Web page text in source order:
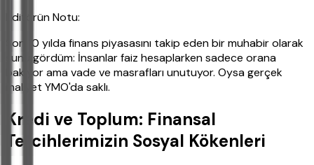
Editörün Notu:
Son 10 yılda finans piyasasını takip eden bir muhabir olarak
şunu gördüm: İnsanlar faiz hesaplarken sadece orana
bakıyor ama vade ve masrafları unutuyor. Oysa gerçek
maliyet YMO'da saklı.
Kredi ve Toplum: Finansal
Tercihlerimizin Sosyal Kökenleri